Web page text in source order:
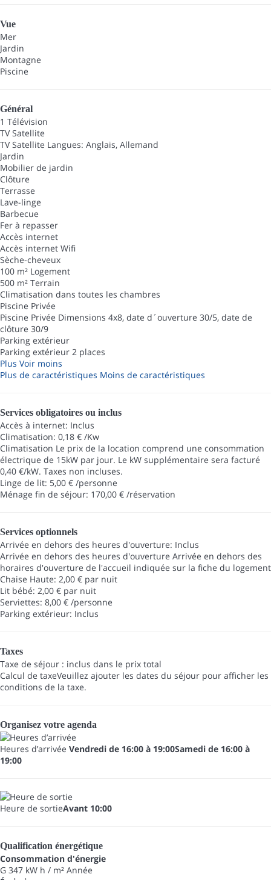
Vue
Mer
Jardin
Montagne
Piscine
Général
1 Télévision
TV Satellite
TV Satellite Langues: Anglais, Allemand
Jardin
Mobilier de jardin
Clôture
Terrasse
Lave-linge
Barbecue
Fer à repasser
Accès internet
Accès internet Wifi
Sèche-cheveux
100 m² Logement
500 m² Terrain
Climatisation dans toutes les chambres
Piscine Privée
Piscine Privée Dimensions 4x8, date d´ouverture 30/5, date de
clôture 30/9
Parking extérieur
Parking extérieur 2 places
Plus Voir moins
Plus de caractéristiques Moins de caractéristiques
Services obligatoires ou inclus
Accès à internet: Inclus
Climatisation: 0,18 € /Kw
Climatisation Le prix de la location comprend une consommation
électrique de 15kW par jour. Le kW supplémentaire sera facturé
0,40 €/kW. Taxes non incluses.
Linge de lit: 5,00 € /personne
Ménage fin de séjour: 170,00 € /réservation
Services optionnels
Arrivée en dehors des heures d'ouverture: Inclus
Arrivée en dehors des heures d'ouverture Arrivée en dehors des
horaires d'ouverture de l'accueil indiquée sur la fiche du logement
Chaise Haute: 2,00 € par nuit
Lit bébé: 2,00 € par nuit
Serviettes: 8,00 € /personne
Parking extérieur: Inclus
Taxes
Taxe de séjour : inclus dans le prix total
Calcul de taxeVeuillez ajouter les dates du séjour pour afficher les
conditions de la taxe.
Organisez votre agenda
Heures d’arrivée Vendredi de 16:00 à 19:00Samedi de 16:00 à
19:00
Heure de sortieAvant 10:00
Qualification énergétique
Consommation d'énergie
G 347 kW h / m² Année